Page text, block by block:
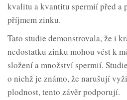
kvalitu a kvantitu spermií před a
příjmem zinku.
Tato studie demonstrovala, že i
nedostatku zinku mohou vést k
složení a množství spermií.
o nichž je známo, že narušují
plodnost, tento závěr podporují.